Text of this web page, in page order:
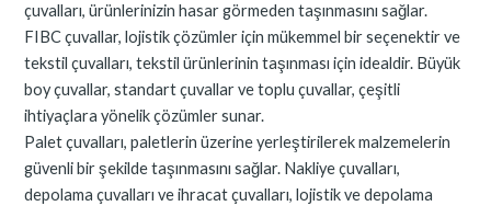
çuvalları, ürünlerinizin hasar görmeden taşınmasını sağlar.
FIBC çuvallar, lojistik çözümler için mükemmel bir seçenektir ve
tekstil çuvalları, tekstil ürünlerinin taşınması için idealdir. Büyük
boy çuvallar, standart çuvallar ve toplu çuvallar, çeşitli
ihtiyaçlara yönelik çözümler sunar.
Palet çuvalları, paletlerin üzerine yerleştirilerek malzemelerin
güvenli bir şekilde taşınmasını sağlar. Nakliye çuvalları,
depolama çuvalları ve ihracat çuvalları, lojistik ve depolama